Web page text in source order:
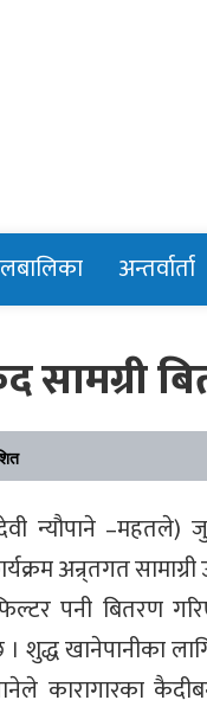
अन्तर्वार्ता
न्यौपाने –महतले)
अन्र्तगत
पनी बितरण
शुद्ध खानेपानीका
कारागारका